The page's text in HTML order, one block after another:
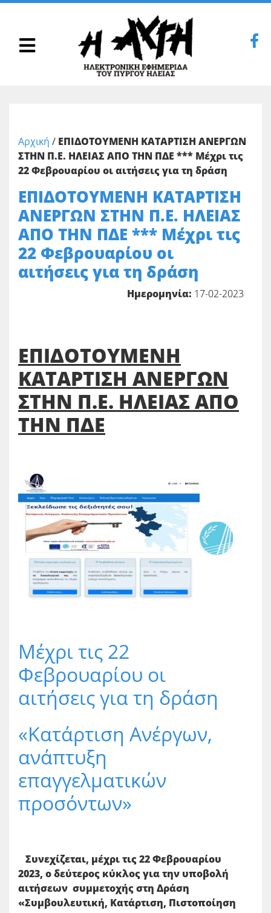
Αρχική / ΕΠΙΔΟΤΟΥΜΕΝΗ ΚΑΤΑΡΤΙΣΗ ΑΝΕΡΓΩΝ
ΣΤΗΝ Π.Ε. ΗΛΕΙΑΣ ΑΠΟ ΤΗΝ ΠΔΕ *** Μέχρι τις
22 Φεβρουαρίου οι αιτήσεις για τη δράση
ΕΠΙΔΟΤΟΥΜΕΝΗ ΚΑΤΑΡΤΙΣΗ
ΑΝΕΡΓΩΝ ΣΤΗΝ Π.Ε. ΗΛΕΙΑΣ
ΑΠΟ ΤΗΝ ΠΔΕ *** Μέχρι τις
22 Φεβρουαρίου οι
αιτήσεις για τη δράση
Ημερομηνία: 17-02-2023
ΕΠΙΔΟΤΟΥΜΕΝΗ
ΚΑΤΑΡΤΙΣΗ ΑΝΕΡΓΩΝ
ΣΤΗΝ Π.Ε. ΗΛΕΙΑΣ ΑΠΟ
ΤΗΝ ΠΔΕ
Μέχρι τις 22
Φεβρουαρίου οι
αιτήσεις για τη δράση
«Kατάρτιση Ανέργων,
ανάπτυξη
επαγγελματικών
προσόντων»
Συνεχίζεται, μέχρι τις 22 Φεβρουαρίου
2023, ο δεύτερος κύκλος για την υποβολή
αιτήσεων συμμετοχής στη Δράση
«Συμβουλευτική, Κατάρτιση, Πιστοποίηση